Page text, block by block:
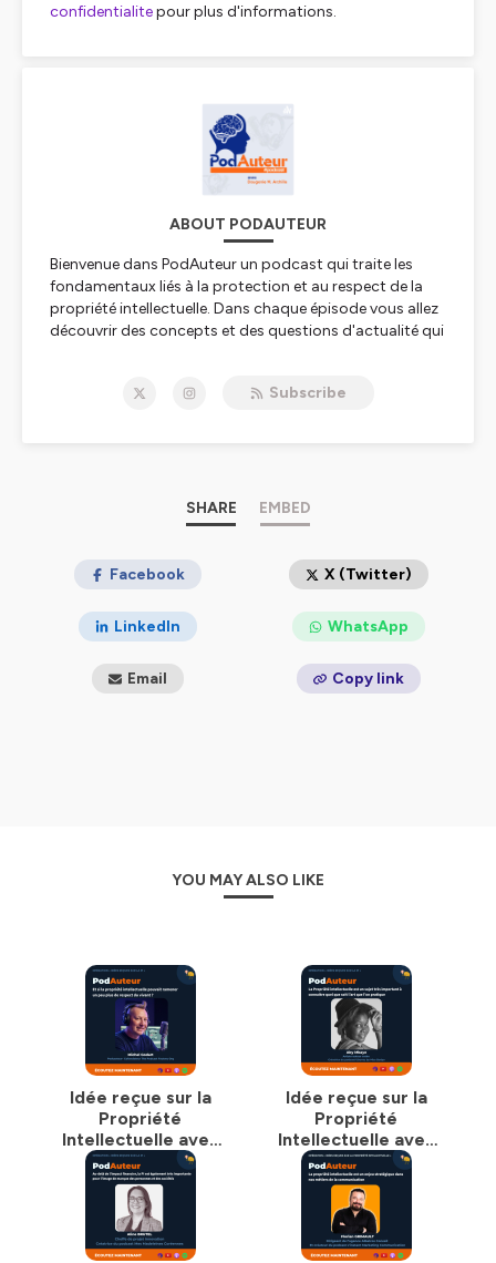
confidentialitepour plus d'informations.
ABOUT PODAUTEUR
Bienvenue dans PodAuteur un podcast qui traite les
fondamentaux liés à la protection et au respect de la
propriété intellectuelle. Dans chaque épisode vous allez
découvrir des concepts et des questions d'actualité qui
intellectuelle. Ce podcast est un canal qui vise à rappeler
protecteur des droits des créateurs d'oeuvre de l'esprit
Hébergé par Ausha. Visitez
ausha.co/politique-de-
Subscribe
SHARE EMBED
Facebook X (Twitter)
LinkedIn WhatsApp
Email Copy link
YOU MAY ALSO LIKE
Idée reçue sur la
Propriété
Intellectuelle avec
Michel Godart
Idée reçue sur la
Propriété
Intellectuelle avec
Aby Mbaye